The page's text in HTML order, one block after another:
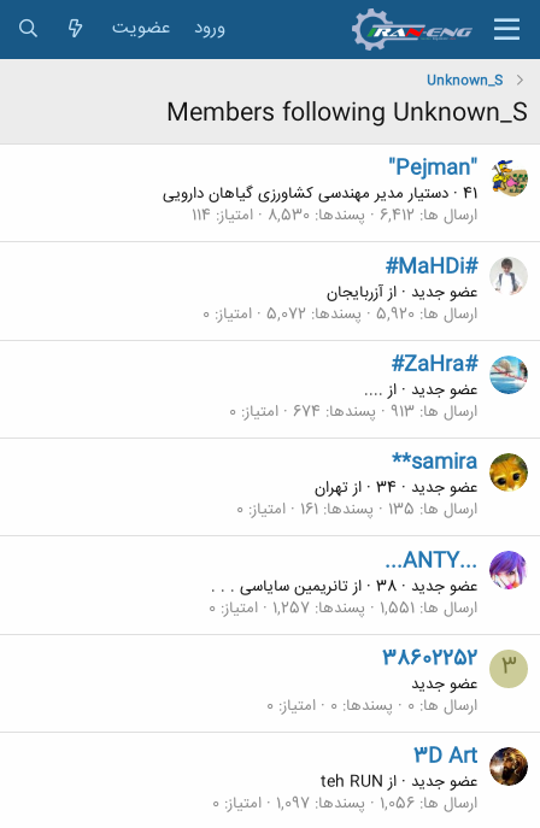
ورود عضویت
Unknown_S
Members following Unknown_S
"Pejman"
دستیار مدیر مهندسی کشاورزی گیاهان دارویی · 41
ارسال ها 6,412 پسندها 8,530 امتیاز 114
#MaHDi#
عضو جدید · ازآزربایجان
ارسال ها 5,920 پسندها 5,072 امتیاز 0
#ZaHra#
عضو جدید · از ....
ارسال ها 913 پسندها 674 امتیاز 0
**samira
عضو جدید ·
· ازتهران
ارسال ها 135 پسندها 161 امتیاز 0
...ANTY...
عضو جدید ·
· ازتانریمین سایاسی . . .
ارسال ها 1,551 پسندها 1,257 امتیاز 0
3
38602252
عضو جدید
ارسال ها 0 پسندها 0 امتیاز 0
3D Art
عضو جدید · از teh RUN
ارسال ها 1,056 پسندها 1,097 امتیاز 0